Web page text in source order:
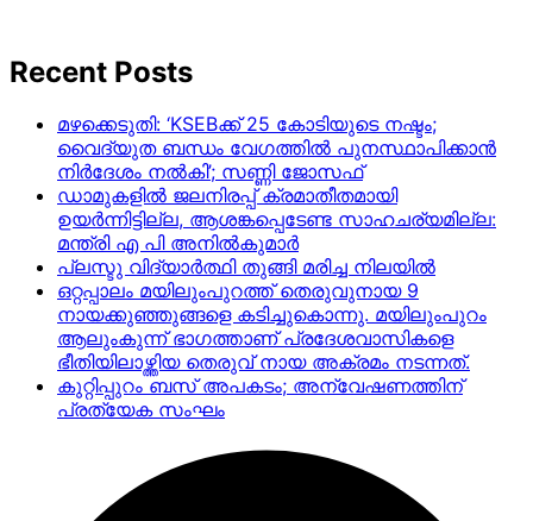
Recent Posts
മഴക്കെടുതി: ‘KSEBക്ക് 25 കോടിയുടെ നഷ്ടം;
വൈദ്യുത ബന്ധം വേഗത്തിൽ പുനസ്ഥാപിക്കാൻ
നിർ​ദേശം നൽകി’; സണ്ണി ജോസഫ്
ഡാമുകളില്‍ ജലനിരപ്പ് ക്രമാതീതമായി
ഉയര്‍ന്നിട്ടില്ല, ആശങ്കപ്പെടേണ്ട സാഹചര്യമില്ല:
മന്ത്രി എ പി അനില്‍കുമാര്‍
പ്ലസ്ടു വിദ്യാർത്ഥി തുങ്ങി മരിച്ച നിലയിൽ
ഒറ്റപ്പാലം മയിലുംപുറത്ത് തെരുവുനായ 9
നായക്കുഞ്ഞുങ്ങളെ കടിച്ചുകൊന്നു. മയിലുംപുറം
ആലുംകുന്ന് ഭാഗത്താണ് പ്രദേശവാസികളെ
ഭീതിയിലാഴ്ത്തിയ തെരുവ് നായ അക്രമം നടന്നത്.
കുറ്റിപ്പുറം ബസ് അപകടം; അന്വേഷണത്തിന്
പ്രത്യേക സംഘം